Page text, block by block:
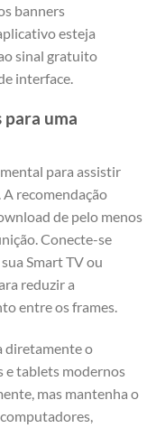
banners
esteja
sinal gratuito
interface.
uma
para assistir
recomendação
de pelo menos
Conecte-se
Smart TV ou
reduzir a
entre os frames.
diretamente o
e tablets modernos
mas mantenha o